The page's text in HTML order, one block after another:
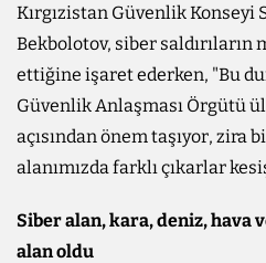
Kırgızistan Güvenlik Konseyi
Bekbolotov, siber
ettiğine işaret ederken, "Bu
Güvenlik Anlaşması Örgütü
açısından önem taşıyor, zira
alanımızda farklı çıkarlar
Siber alan, kara, deniz, hava
alan oldu